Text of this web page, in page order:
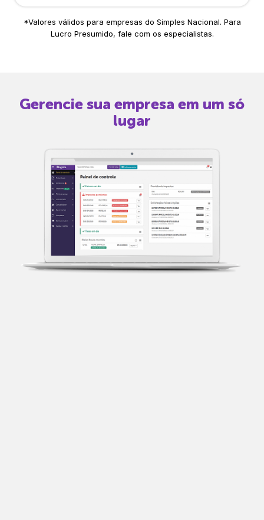
*Valores válidos para empresas do Simples Nacional. Para
Lucro Presumido, fale com os especialistas.
Gerencie sua empresa em um só
lugar